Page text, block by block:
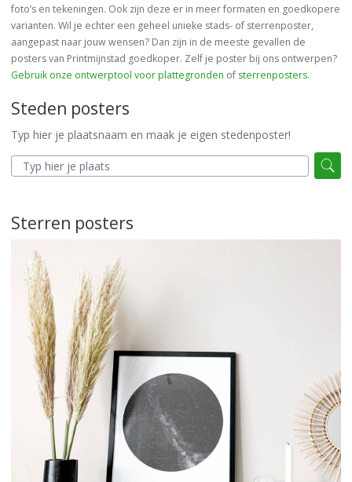
foto’s en tekeningen. Ook zijn deze er in meer formaten en goedkopere
varianten. Wil je echter een geheel unieke stads- of sterrenposter,
aangepast naar jouw wensen? Dan zijn in de meeste gevallen de
posters van Printmijnstad goedkoper. Zelf je poster bij ons ontwerpen?
Gebruik onze ontwerptool voor plattegronden of sterrenposters.
Steden posters
Typ hier je plaatsnaam en maak je eigen stedenposter!
Sterren posters